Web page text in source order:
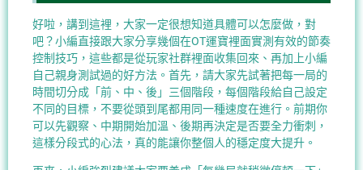
好啦，講到這裡，大家一定很想知道具體可以怎麼做，對
吧？小編直接跟大家分享幾個在OT運寶裡面實測有效的節奏
控制技巧，這些都是從玩家社群裡面收集回來、再加上小編
自己親身測試過的好方法。首先，請大家先試著把每一局的
時間切分成「前、中、後」三個階段，每個階段給自己設定
不同的目標，不要從頭到尾都用同一種速度在進行。前期你
可以先觀察、中期開始加溫、後期再決定是否要全力衝刺，
這樣分段式的心法，真的能讓你整個人的穩定度大提升。